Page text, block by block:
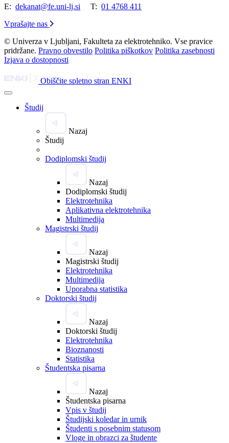
E: dekanat@fe.uni-lj.si T: 01 4768 411
Vprašajte nas
© Univerza v Ljubljani, Fakulteta za elektrotehniko. Vse pravice
pridržane. Pravno obvestilo Politika piškotkov Politika zasebnosti
Izjava o dostopnosti
Obiščite spletno stran ENKI
Študij
Nazaj
Študij
Dodiplomski študij
Nazaj
Dodiplomski študij
Elektrotehnika
Aplikativna elektrotehnika
Multimedija
Magistrski študij
Nazaj
Magistrski študij
Elektrotehnika
Multimedija
Uporabna statistika
Doktorski študij
Nazaj
Doktorski študij
Elektrotehnika
Bioznanosti
Statistika
Študentska pisarna
Nazaj
Študentska pisarna
Vpis v študij
Študijski koledar in urnik
Študenti s posebnim statusom
Vloge in obrazci za študente